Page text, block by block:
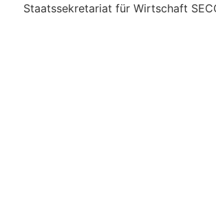
Staatssekretariat für Wirtschaft